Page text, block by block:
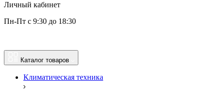
Личный кабинет
Пн-Пт с 9:30 до 18:30
Каталог товаров
Климатическая техника